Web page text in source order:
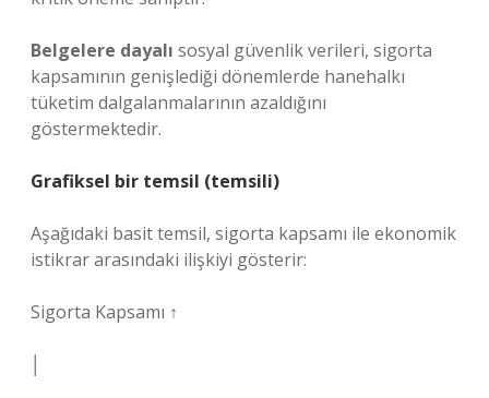
Belgelere dayalı sosyal güvenlik verileri, sigorta
kapsamının genişlediği dönemlerde hanehalkı
tüketim dalgalanmalarının azaldığını
göstermektedir.
Grafiksel bir temsil (temsili)
Aşağıdaki basit temsil, sigorta kapsamı ile ekonomik
istikrar arasındaki ilişkiyi gösterir:
Sigorta Kapsamı ↑